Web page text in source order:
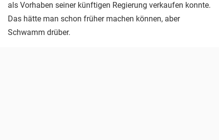
als Vorhaben seiner künftigen Regierung verkaufen konnte.
Das hätte man schon früher machen können, aber
Schwamm drüber.